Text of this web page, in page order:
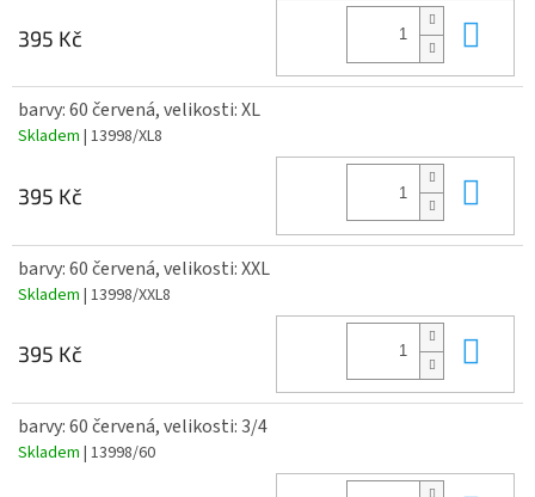
395 Kč
barvy: 60 červená, velikosti: XL
Skladem | 13998/XL8
395 Kč
barvy: 60 červená, velikosti: XXL
Skladem | 13998/XXL8
395 Kč
barvy: 60 červená, velikosti: 3/4
Skladem | 13998/60